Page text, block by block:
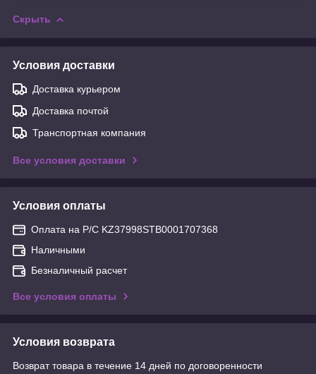
Скрыть
Условия доставки
Доставка курьером
Доставка почтой
Транспортная компания
Все условия доставки
Условия оплаты
Оплата на Р/С KZ37998STB0001707368
Наличными
Безналичный расчет
Все условия оплаты
Условия возврата
Возврат товара в течение 14 дней по договоренности